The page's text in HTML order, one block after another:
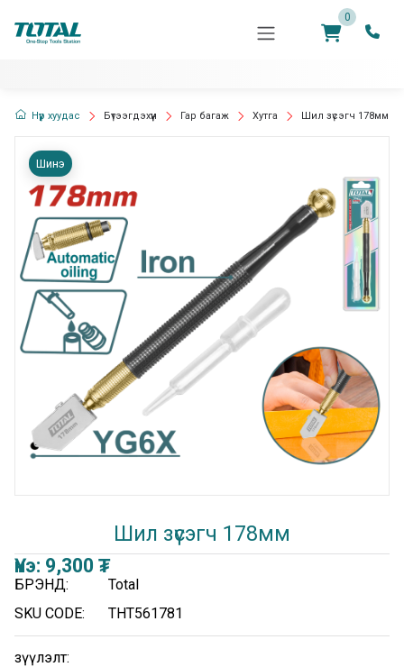
0
Нүүр хуудас Бүтээгдэхүүн Гар багаж Хутга Шил зүсэгч 178мм
Шинэ
Шил зүсэгч 178мм
Үнэ: 9,300 ₮
БРЭНД:
Total
SKU CODE:
THT561781
Үзүүлэлт: